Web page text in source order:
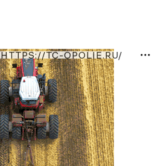
TC-OPOLIE.RU/